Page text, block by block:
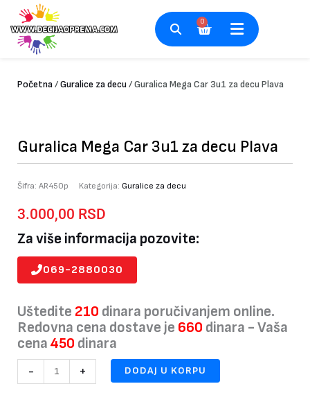
sadržaj
0
Cart
Početna/Guralice za decu/ Guralica Mega Car 3u1 za decu Plava
Guralica Mega Car 3u1 za decu Plava
Šifra: AR450p Kategorija: Guralice za decu
3.000,00 RSD
Za više informacija pozovite:
069-2880030
Uštedite 210 dinara poručivanjem online.
Redovna cena dostave je 660 dinara - Vaša
cena450 dinara
- + DODAJ U KORPU